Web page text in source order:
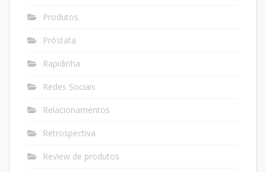
Produtos
Próstata
Rapidinha
Redes Sociais
Relacionamentos
Retrospectiva
Review de produtos